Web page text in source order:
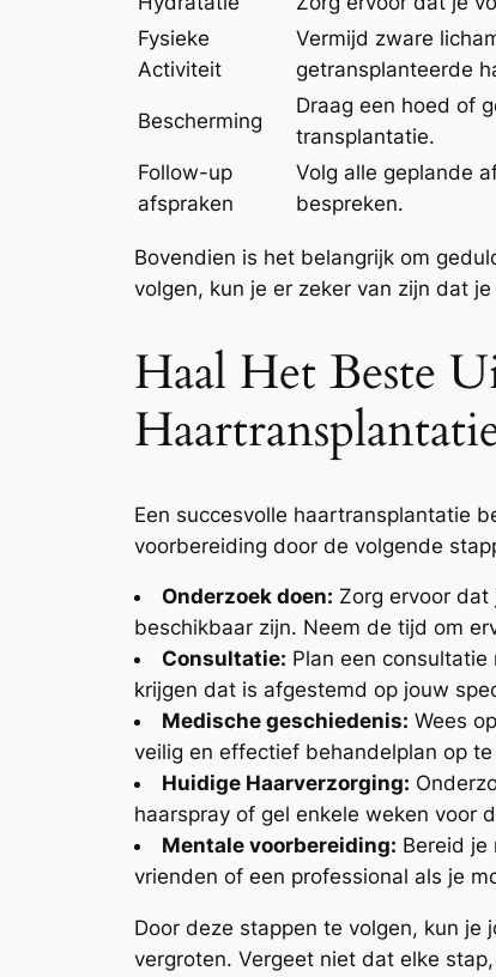
Fysieke
Activiteit
Vermijd zware
getransplanteerde
Bescherming
Draag een hoed of
transplantatie.
Follow-up
afspraken
Volg alle geplande
bespreken.
Bovendien is het belangrijk om
volgen, kun je er zeker van zijn dat je
Haal Het Beste
Een succesvolle haartransplantatie
voorbereiding door de volgende
Onderzoek doen: Zorg ervoor
beschikbaar zijn. Neem de tijd om
Consultatie: Plan een
krijgen dat is afgestemd op jouw
Medische geschiedenis: Wees
veilig en effectief behandelplan op
Huidige Haarverzorging:
haarspray of gel enkele weken voor
Mentale voorbereiding: Bereid je
vrienden of een professional als je
Door deze stappen te volgen, kun
vergroten. Vergeet niet dat elke